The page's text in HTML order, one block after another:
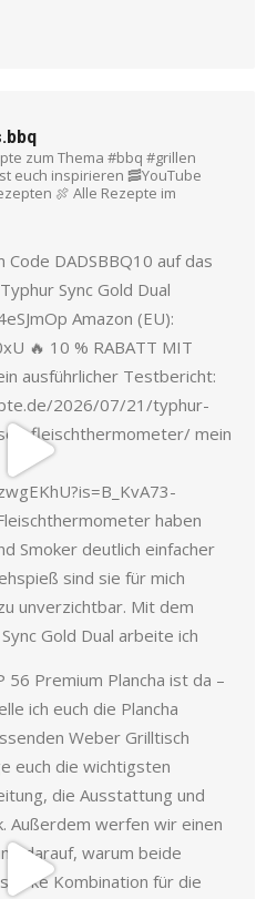
zum Thema #bbq #grillen
euch inspirieren 🥓YouTube
🍖 Alle Rezepte im